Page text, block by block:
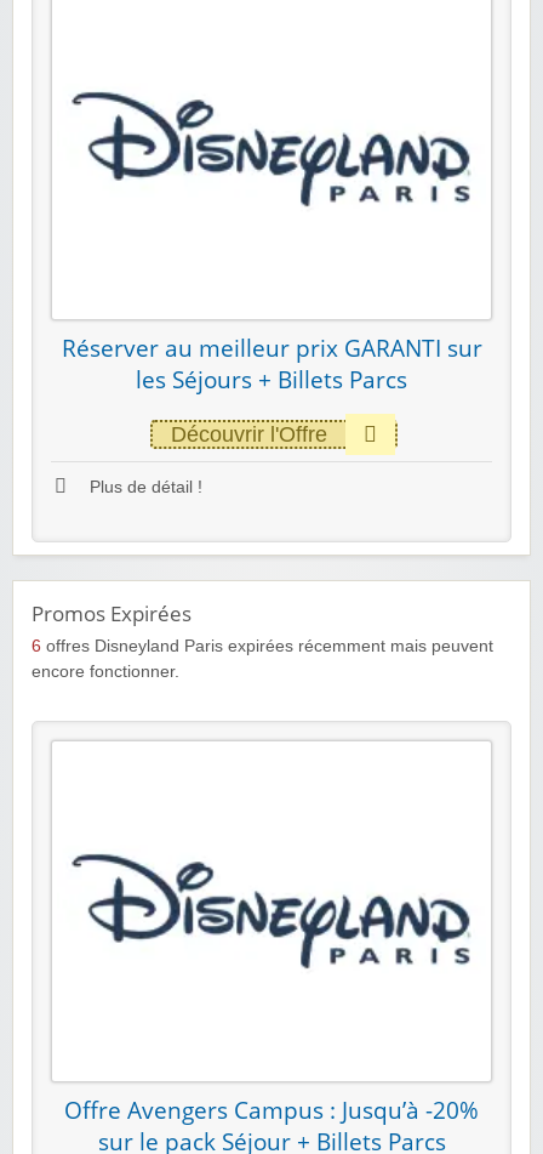
Réserver au meilleur prix GARANTI sur
les Séjours + Billets Parcs
Découvrir l'Offre
Plus de détail !
Promos Expirées
6 offres Disneyland Paris expirées récemment mais peuvent
encore fonctionner.
Offre Avengers Campus : Jusqu’à -20%
sur le pack Séjour + Billets Parcs